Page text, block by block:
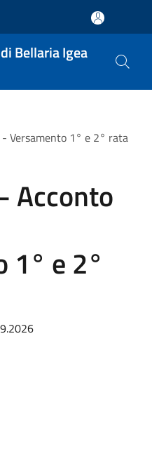
Bellaria Igea
- Versamento 1° e 2° rata
Acconto
1° e 2°